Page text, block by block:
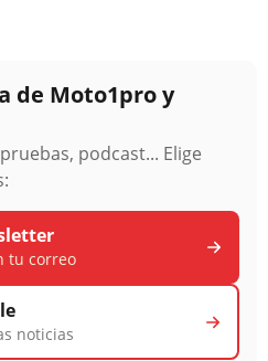
de Moto1pro y
podcast... Elige
tu correo
noticias